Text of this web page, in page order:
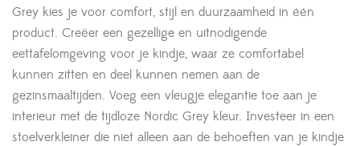
Grey kies je voor comfort, stijl en duurzaamheid in één
product. Creëer een gezellige en uitnodigende
eettafelomgeving voor je kindje, waar ze comfortabel
kunnen zitten en deel kunnen nemen aan de
gezinsmaaltijden. Voeg een vleugje elegantie toe aan je
interieur met de tijdloze Nordic Grey kleur. Investeer in een
stoelverkleiner die niet alleen aan de behoeften van je kindje